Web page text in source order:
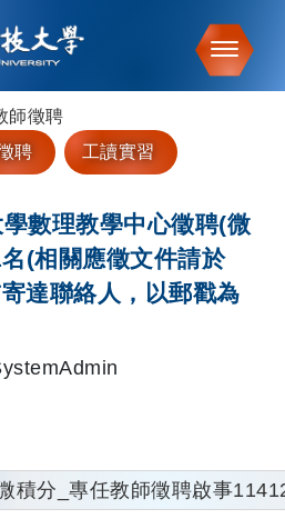
要內容
師徵聘
聘 工讀實習
數理教學中心徵聘(微
(相關應徵文件請於
達聯絡人，以郵戳為
者：
積分_專任教師徵聘啟事